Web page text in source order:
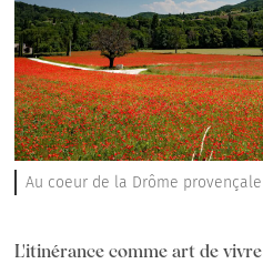
Au coeur de la Drôme provençale
L'itinérance comme art de vivre